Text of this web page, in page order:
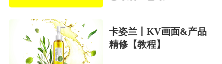
卡姿兰丨KV画面&产品
精修【教程】